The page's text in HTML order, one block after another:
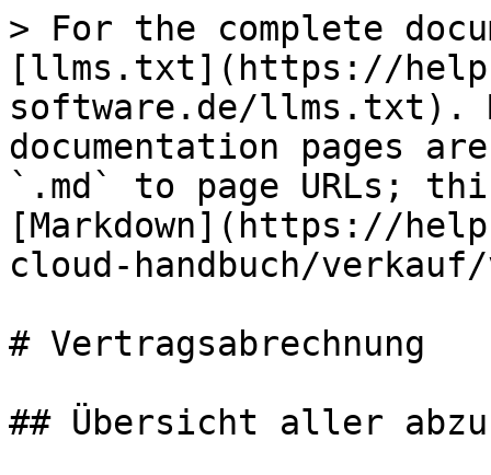
> For the complete
[llms.txt](https://
software.de/llms.txt).
documentation pages
`.md` to page URLs;
[Markdown](https://
cloud-handbuch/
# Vertragsabrechnung
## Übersicht aller